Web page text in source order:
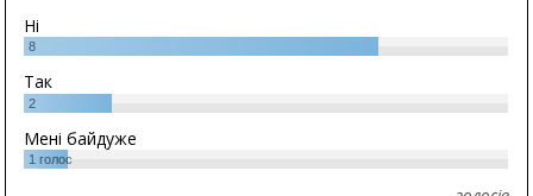
Ні
8
Так
2
Мені байдуже
1 голос